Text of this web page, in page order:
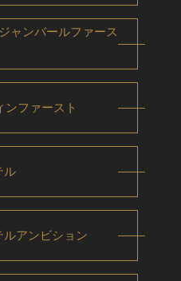
ャンバールファース
ンファースト
ル
ルアンビション